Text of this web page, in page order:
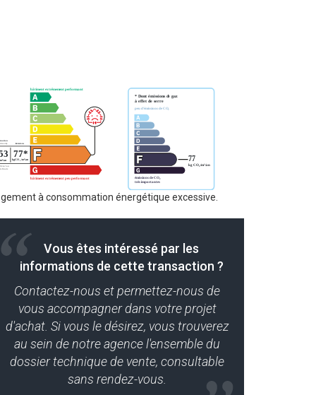
à consommation énergétique excessive.
Vous êtes intéressé par les
informations de cette transaction ?
Contactez-nous et permettez-nous de
vous accompagner dans votre projet
d'achat. Si vous le désirez, vous trouverez
au sein de notre agence l'ensemble du
dossier technique de vente, consultable
sans rendez-vous.